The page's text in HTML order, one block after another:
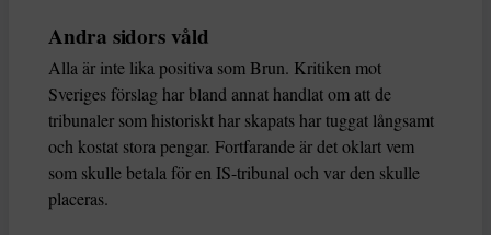
Andra sidors våld
Alla är inte lika positiva som Brun. Kritiken mot
Sveriges förslag har bland annat handlat om att de
tribunaler som historiskt har skapats har tuggat långsamt
och kostat stora pengar. Fortfarande är det oklart vem
som skulle betala för en IS-tribunal och var den skulle
placeras.